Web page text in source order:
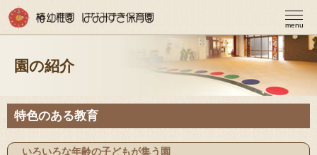
menu
園の紹介
特色のある教育
いろいろな年齢の子どもが集う園